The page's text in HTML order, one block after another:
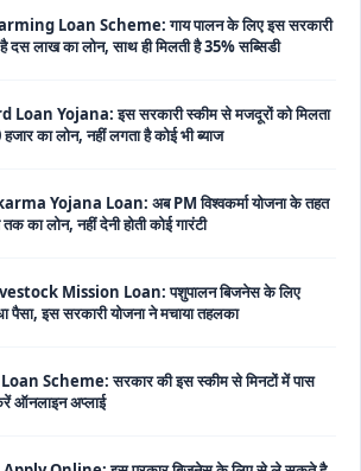
Loan Yojana: इस सरकारी स्कीम से मजदूरों को मिलता
Yojana Loan: अब PM विश्वकर्मा योजना के तहत
Mission Loan: पशुपालन बिजनेस के लिए
Scheme: सरकार की इस स्कीम से मिनटों में पास
Online: इस प्रकार बिजनेस के लिए से ले सकते है